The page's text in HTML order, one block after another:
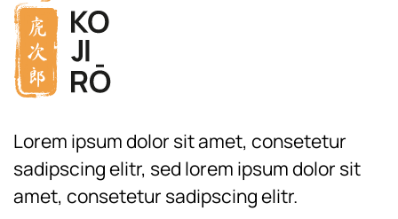
Lorem ipsum dolor sit amet, consetetur
sadipscing elitr, sed lorem ipsum dolor sit
amet, consetetur sadipscing elitr.